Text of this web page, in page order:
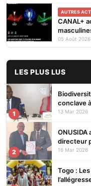
AUTRES
CANAL+
05 Août 2026
LES PLUS LUS
1
conclave
13 Mar 2026
2
ONUSIDA
directeur
16 Mar 2026
Togo :